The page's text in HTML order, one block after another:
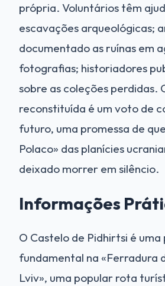
própria. Voluntários têm
escavações arqueológicas;
documentado as ruínas em
fotografias; historiadores
sobre as coleções perdidas.
reconstituída é um voto de
futuro, uma promessa de
Polaco» das planícies
deixado morrer em silêncio.
Informações
O Castelo de Pidhirtsi é
fundamental na «Ferradura
Lviv», uma popular rota